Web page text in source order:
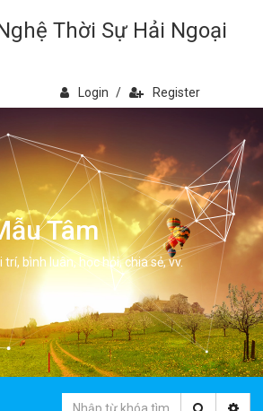
Thời Sự Hải Ngoại
Login / Register
Tâm
bình luân, học hỏi, chia sẻ, vv.